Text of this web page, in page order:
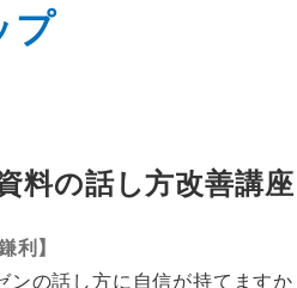
プ
料の話し方改善講座
利】
ンの話し方に自信が持てますか